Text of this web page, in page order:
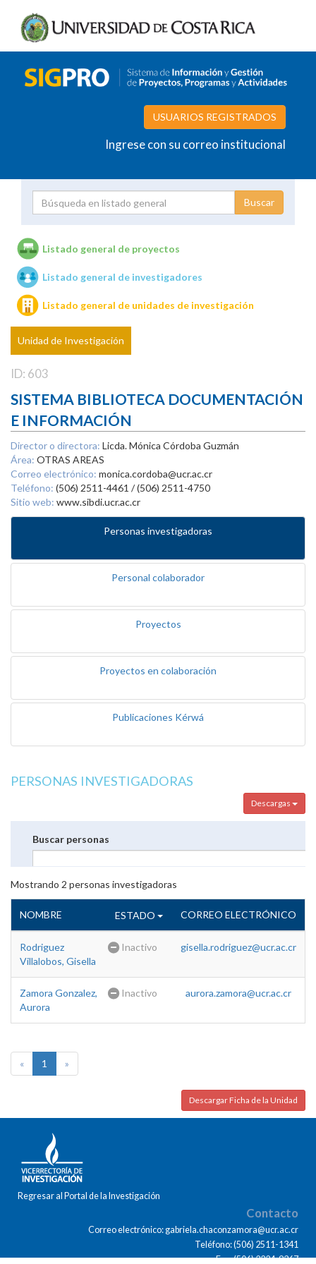
USUARIOS REGISTRADOS
Ingrese con su correo institucional
Unidades de investigación
Listado general de proyectos
Listado general de investigadores
Listado general de unidades de investigación
Unidad de Investigación
ID: 603
SISTEMA BIBLIOTECA DOCUMENTACIÓN
E INFORMACIÓN
Director o directora: Licda. Mónica Córdoba Guzmán
Área: OTRAS AREAS
Correo electrónico: monica.cordoba@ucr.ac.cr
Teléfono: (506) 2511-4461 / (506) 2511-4750
Sitio web: www.sibdi.ucr.ac.cr
Personas investigadoras
Personal colaborador
Proyectos
Proyectos en colaboración
Publicaciones Kérwá
PERSONAS INVESTIGADORAS
Descargas
Buscar personas
Mostrando 2 personas investigadoras
NOMBRE ESTADO CORREO ELECTRÓNICO
Rodriguez
Villalobos, Gisella
Inactivo gisella.rodriguez@ucr.ac.cr
Zamora Gonzalez,
Aurora
Inactivo aurora.zamora@ucr.ac.cr
« 1 »
Descargar Ficha de la Unidad
Regresar al Portal de la Investigación
Contacto
Correo electrónico: gabriela.chaconzamora@ucr.ac.cr
Teléfono: (506) 2511-1341
Fax: (506) 2224-9367